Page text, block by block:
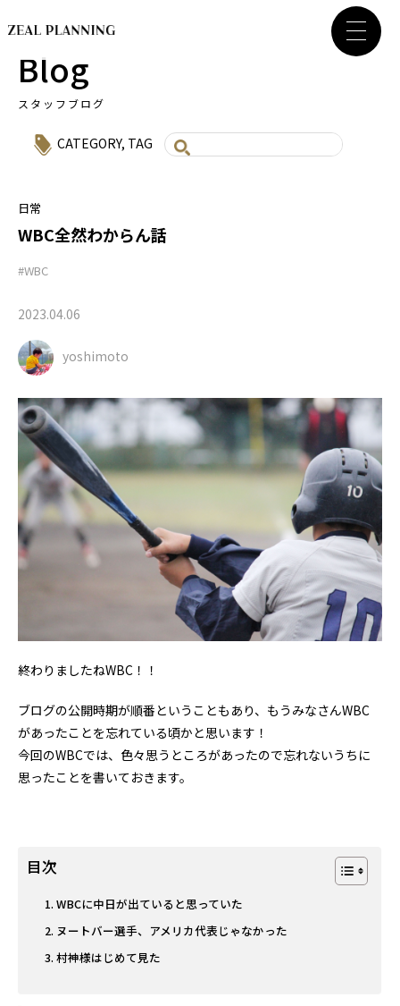
Blog
スタッフブログ
CATEGORY, TAG
日常
WBC全然わからん話
#WBC
2023.04.06
yoshimoto
終わりましたねWBC！！
ブログの公開時期が順番ということもあり、もうみなさんWBC
があったことを忘れている頃かと思います！
今回のWBCでは、色々思うところがあったので忘れないうちに
思ったことを書いておきます。
目次
WBCに中日が出ていると思っていた
ヌートバー選手、アメリカ代表じゃなかった
村神様はじめて見た